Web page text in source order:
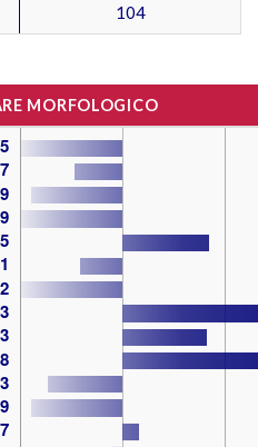
104
MORFOLOGICO